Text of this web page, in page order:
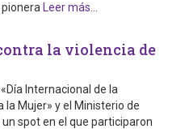
Leer más…
la violencia de
Internacional de la
la Mujer» y el Ministerio de
spot en el que participaron